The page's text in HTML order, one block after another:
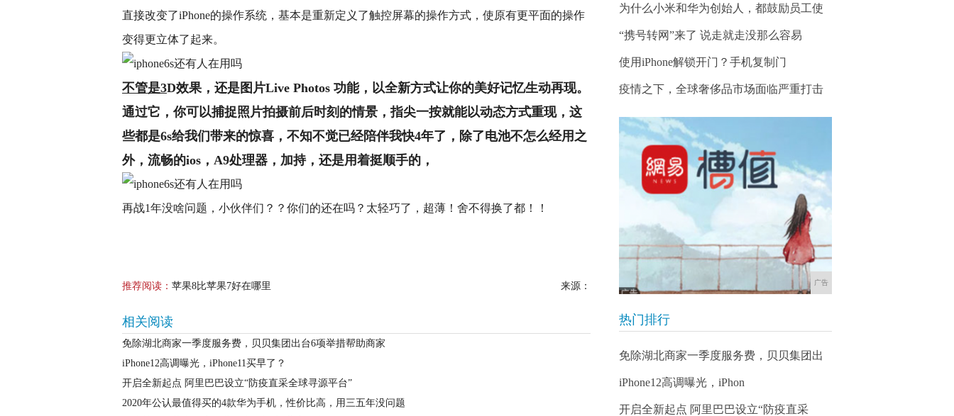
直接改变了iPhone的操作系统，基本是重新定义了触控屏幕的操作方式，使原有更平面的操作
变得更立体了起来。
不管是3D效果，还是图片Live Photos 功能，以全新方式让你的美好记忆生动再现。
通过它，你可以捕捉照片拍摄前后时刻的情景，指尖一按就能以动态方式重现，这
些都是6s给我们带来的惊喜，不知不觉已经陪伴我快4年了，除了电池不怎么经用之
外，流畅的ios，A9处理器，加持，还是用着挺顺手的，
再战1年没啥问题，小伙伴们？？你们的还在吗？太轻巧了，超薄！舍不得换了都！！
推荐阅读： 苹果8比苹果7好在哪里 来源：
相关阅读
免除湖北商家一季度服务费，贝贝集团出台6项举措帮助商家
iPhone12高调曝光，iPhone11买早了？
开启全新起点 阿里巴巴设立“防疫直采全球寻源平台”
2020年公认最值得买的4款华为手机，性价比高，用三五年没问题
为什么小米和华为创始人，都鼓励员工使
“携号转网”来了 说走就走没那么容易
使用iPhone解锁开门？手机复制门
疫情之下，全球奢侈品市场面临严重打击
广告
热门排行
免除湖北商家一季度服务费，贝贝集团出
iPhone12高调曝光，iPhon
开启全新起点 阿里巴巴设立“防疫直采